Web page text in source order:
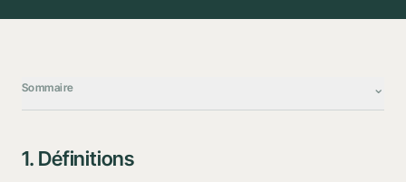
Sommaire ⌄
Acceptation des conditions
1. Définitions